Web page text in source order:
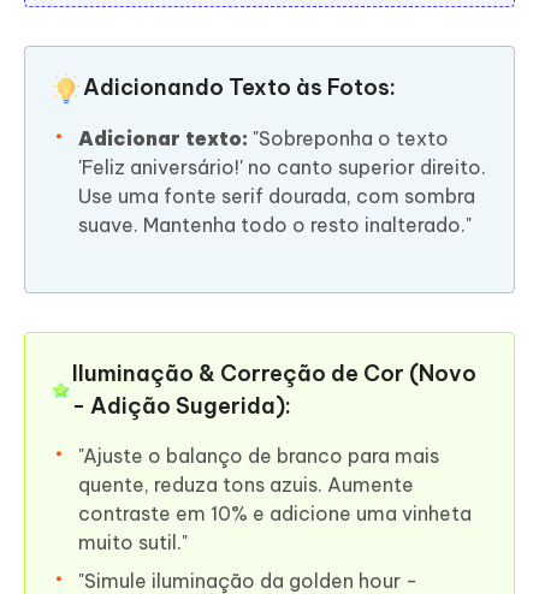
Adicionando Texto às Fotos:
Adicionar texto: "Sobreponha o texto
'Feliz aniversário!' no canto superior direito.
Use uma fonte serif dourada, com sombra
suave. Mantenha todo o resto inalterado."
Iluminação & Correção de Cor (Novo
- Adição Sugerida):
"Ajuste o balanço de branco para mais
quente, reduza tons azuis. Aumente
contraste em 10% e adicione uma vinheta
muito sutil."
"Simule iluminação da golden hour -